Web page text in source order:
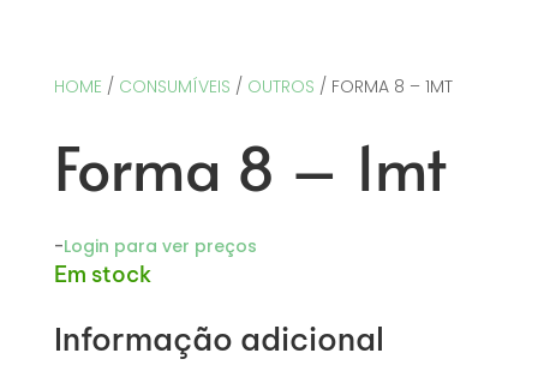
HOME / CONSUMÍVEIS / OUTROS / FORMA 8 – 1MT
Forma 8 – 1mt
-Login para ver preços
Em stock
Informação adicional